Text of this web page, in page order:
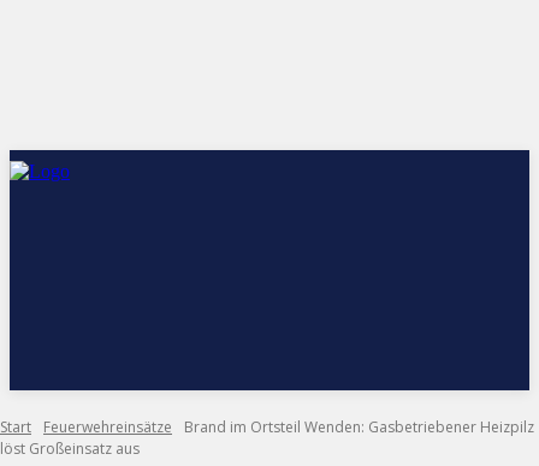
Start Feuerwehreinsätze
Brand im Ortsteil Wenden: Gasbetriebener Heizpilz
löst Großeinsatz aus